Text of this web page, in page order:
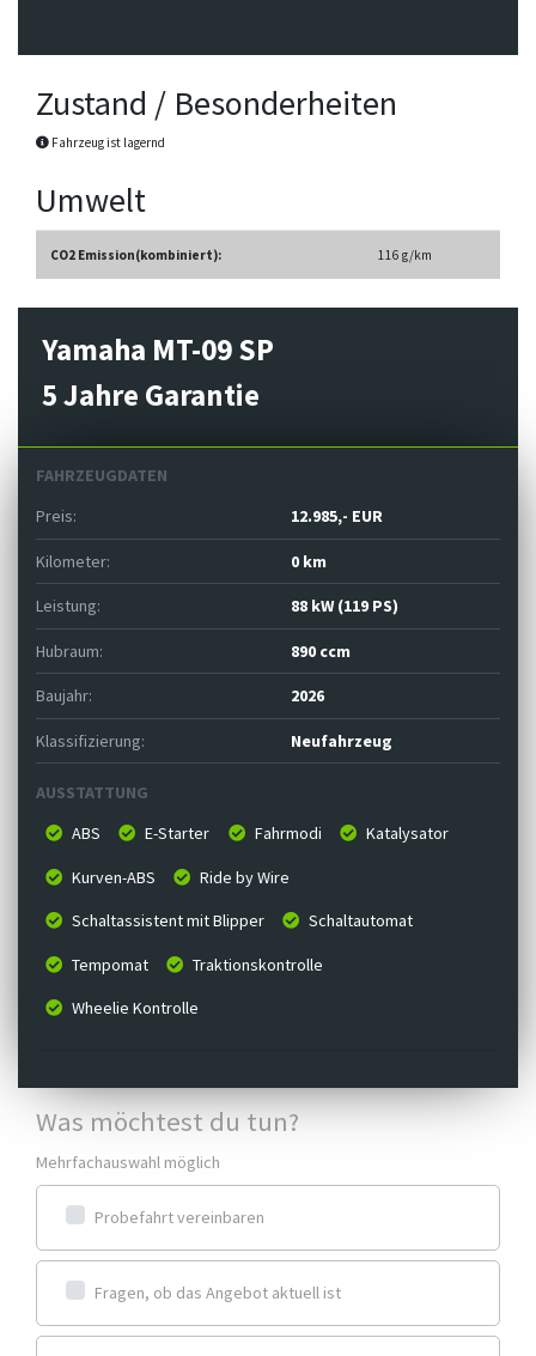
Zustand / Besonderheiten
Fahrzeug ist lagernd
Umwelt
CO2 Emission(kombiniert): 116 g/km
Yamaha MT-09 SP
5 Jahre Garantie
FAHRZEUGDATEN
Preis:
12.985,- EUR
Kilometer: 0 km
Leistung: 88 kW (119 PS)
Hubraum: 890 ccm
Baujahr: 2026
Klassifizierung: Neufahrzeug
AUSSTATTUNG
ABS
E-Starter Fahrmodi Katalysator
Kurven-ABS Ride by Wire
Schaltassistent mit Blipper Schaltautomat
Tempomat Traktionskontrolle
Wheelie Kontrolle
Was möchtest du tun?
Mehrfachauswahl möglich
Probefahrt vereinbaren
Fragen, ob das Angebot aktuell ist